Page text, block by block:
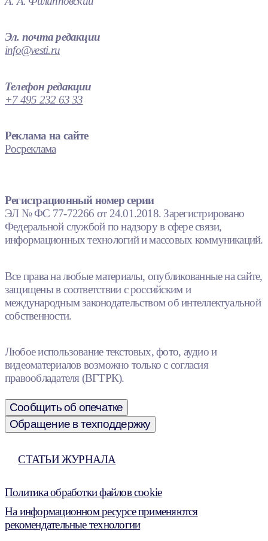
Эл. почта редакции
info@vesti.ru
Телефон редакции
+7 495 232 63 33
Реклама на сайте
Росреклама
Регистрационный номер серии
ЭЛ № ФС 77-72266 от 24.01.2018. Зарегистрировано
Федеральной службой по надзору в сфере связи,
информационных технологий и массовых коммуникаций.
Все права на любые материалы, опубликованные на сайте,
защищены в соответствии с российским и
международным законодательством об интеллектуальной
собственности.
Любое использование текстовых, фото, аудио и
видеоматериалов возможно только с согласия
правообладателя (ВГТРК).
Сообщить об опечатке
Обращение в техподдержку
СТАТЬИ ЖУРНАЛА
Политика обработки файлов cookie
На информационном ресурсе применяются
рекомендательные технологии